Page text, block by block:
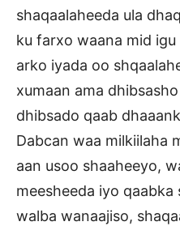
shaqaalaheeda ula
ku farxo waana mid
arko iyada oo
xumaan ama
dhibsado qaab
Dabcan waa milkiilaha
aan usoo shaaheeyo,
meesheeda iyo qaabka
walba wanaajiso,